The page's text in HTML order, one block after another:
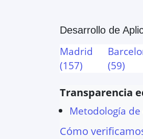
Google Maps
Desarrollo de
Madrid
(157)
(59)
Transparencia
Metodología de
Cómo